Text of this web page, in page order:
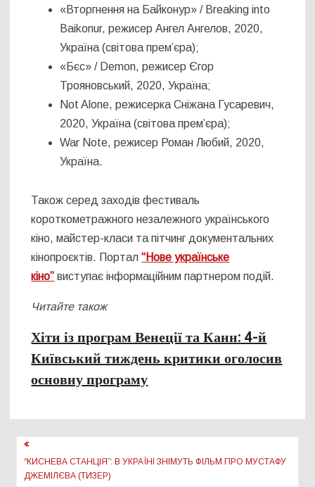
«Вторгнення на Байконур» / Breaking into
Baikonur, режисер Ангел Ангелов, 2020,
Україна (світова прем’єра);
«Бєс» / Demon, режисер Єгор
Трояновський, 2020, Україна;
Not Alone, режисерка Сніжана Гусаревич,
2020, Україна (світова прем’єра);
War Note, режисер Роман Любий, 2020,
Україна.
Також серед заходів фестиваль
короткометражного незалежного українського
кіно, майстер-класи та пітчинг документальних
кінопроєктів. Портал“Нове українське
кіно” виступає інформаційним партнером подій.
Читайте також
Хіти із програм Венеції та Канн: 4-й
Київський тиждень критики оголосив
основну програму
Навігація
записів
“КИСНЕВА СТАНЦІЯ”: В УКРАЇНІ ЗНІМУТЬ ФІЛЬМ ПРО МУСТАФУ
ДЖЕМІЛЄВА (ТИЗЕР)